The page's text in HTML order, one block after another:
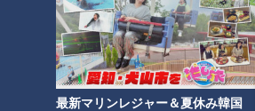
最新マリンレジャー＆夏休み韓国
オススメ関連コンテンツ